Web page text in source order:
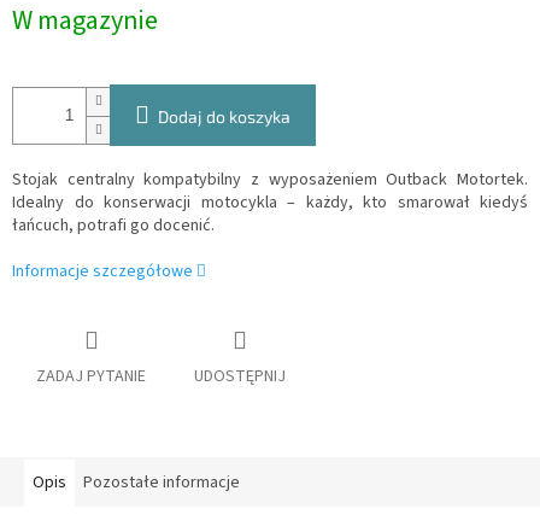
jednostkowa:
W magazynie
Dodaj do koszyka
Stojak centralny kompatybilny z wyposażeniem Outback Motortek.
Idealny do konserwacji motocykla – każdy, kto smarował kiedyś
łańcuch, potrafi go docenić.
Informacje szczegółowe
ZADAJ PYTANIE UDOSTĘPNIJ
Opis Pozostałe informacje